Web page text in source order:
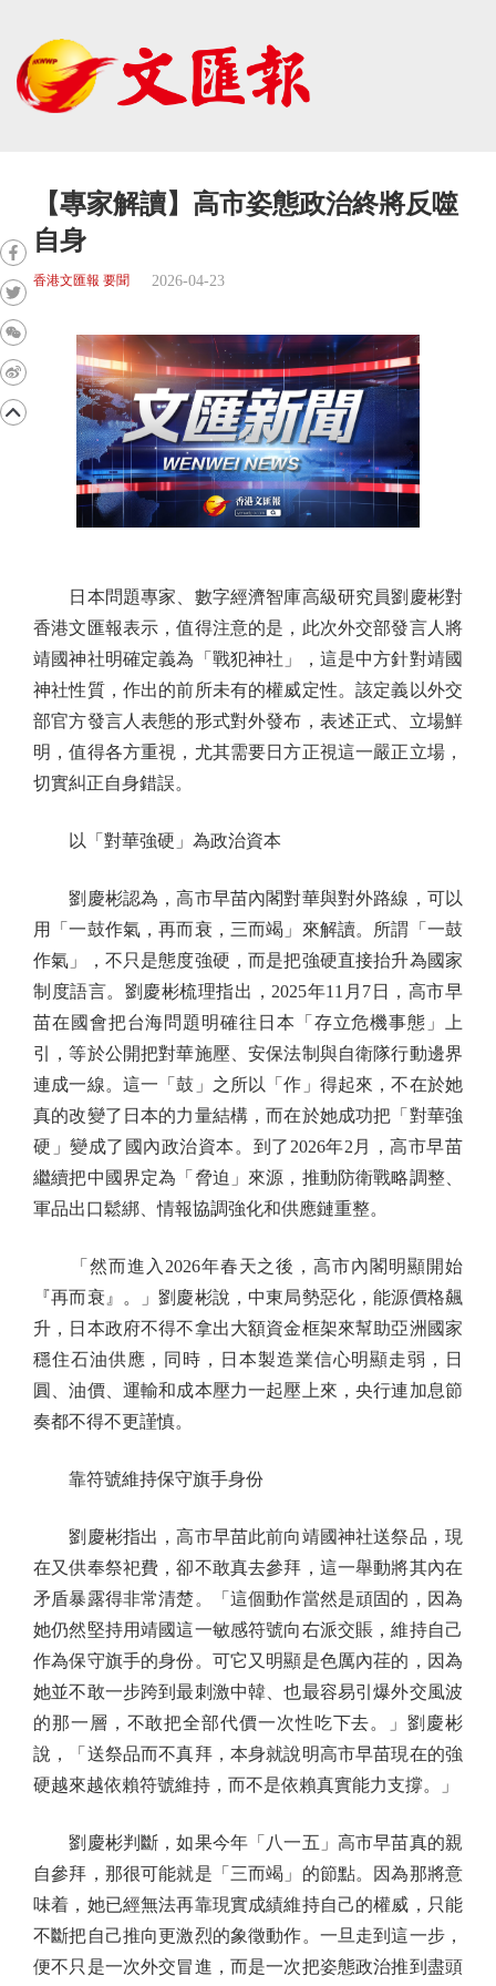
【專家解讀】高市姿態政治終將反噬
自身
香港文匯報 要聞 2026-04-23
日本問題專家、數字經濟智庫高級研究員劉慶彬對
香港文匯報表示，值得注意的是，此次外交部發言人將
靖國神社明確定義為「戰犯神社」，這是中方針對靖國
神社性質，作出的前所未有的權威定性。該定義以外交
部官方發言人表態的形式對外發布，表述正式、立場鮮
明，值得各方重視，尤其需要日方正視這一嚴正立場，
切實糾正自身錯誤。
以「對華強硬」為政治資本
劉慶彬認為，高市早苗內閣對華與對外路線，可以
用「一鼓作氣，再而衰，三而竭」來解讀。所謂「一鼓
作氣」，不只是態度強硬，而是把強硬直接抬升為國家
制度語言。劉慶彬梳理指出，2025年11月7日，高市早
苗在國會把台海問題明確往日本「存立危機事態」上
引，等於公開把對華施壓、安保法制與自衛隊行動邊界
連成一線。這一「鼓」之所以「作」得起來，不在於她
真的改變了日本的力量結構，而在於她成功把「對華強
硬」變成了國內政治資本。到了2026年2月，高市早苗
繼續把中國界定為「脅迫」來源，推動防衛戰略調整、
軍品出口鬆綁、情報協調強化和供應鏈重整。
「然而進入2026年春天之後，高市內閣明顯開始
『再而衰』。」劉慶彬說，中東局勢惡化，能源價格飆
升，日本政府不得不拿出大額資金框架來幫助亞洲國家
穩住石油供應，同時，日本製造業信心明顯走弱，日
圓、油價、運輸和成本壓力一起壓上來，央行連加息節
奏都不得不更謹慎。
靠符號維持保守旗手身份
劉慶彬指出，高市早苗此前向靖國神社送祭品，現
在又供奉祭祀費，卻不敢真去參拜，這一舉動將其內在
矛盾暴露得非常清楚。「這個動作當然是頑固的，因為
她仍然堅持用靖國這一敏感符號向右派交賬，維持自己
作為保守旗手的身份。可它又明顯是色厲內荏的，因為
她並不敢一步跨到最刺激中韓、也最容易引爆外交風波
的那一層，不敢把全部代價一次性吃下去。」劉慶彬
說，「送祭品而不真拜，本身就說明高市早苗現在的強
硬越來越依賴符號維持，而不是依賴真實能力支撐。」
劉慶彬判斷，如果今年「八一五」高市早苗真的親
自參拜，那很可能就是「三而竭」的節點。因為那將意
味着，她已經無法再靠現實成績維持自己的權威，只能
不斷把自己推向更激烈的象徵動作。一旦走到這一步，
便不只是一次外交冒進，而是一次把姿態政治推到盡頭